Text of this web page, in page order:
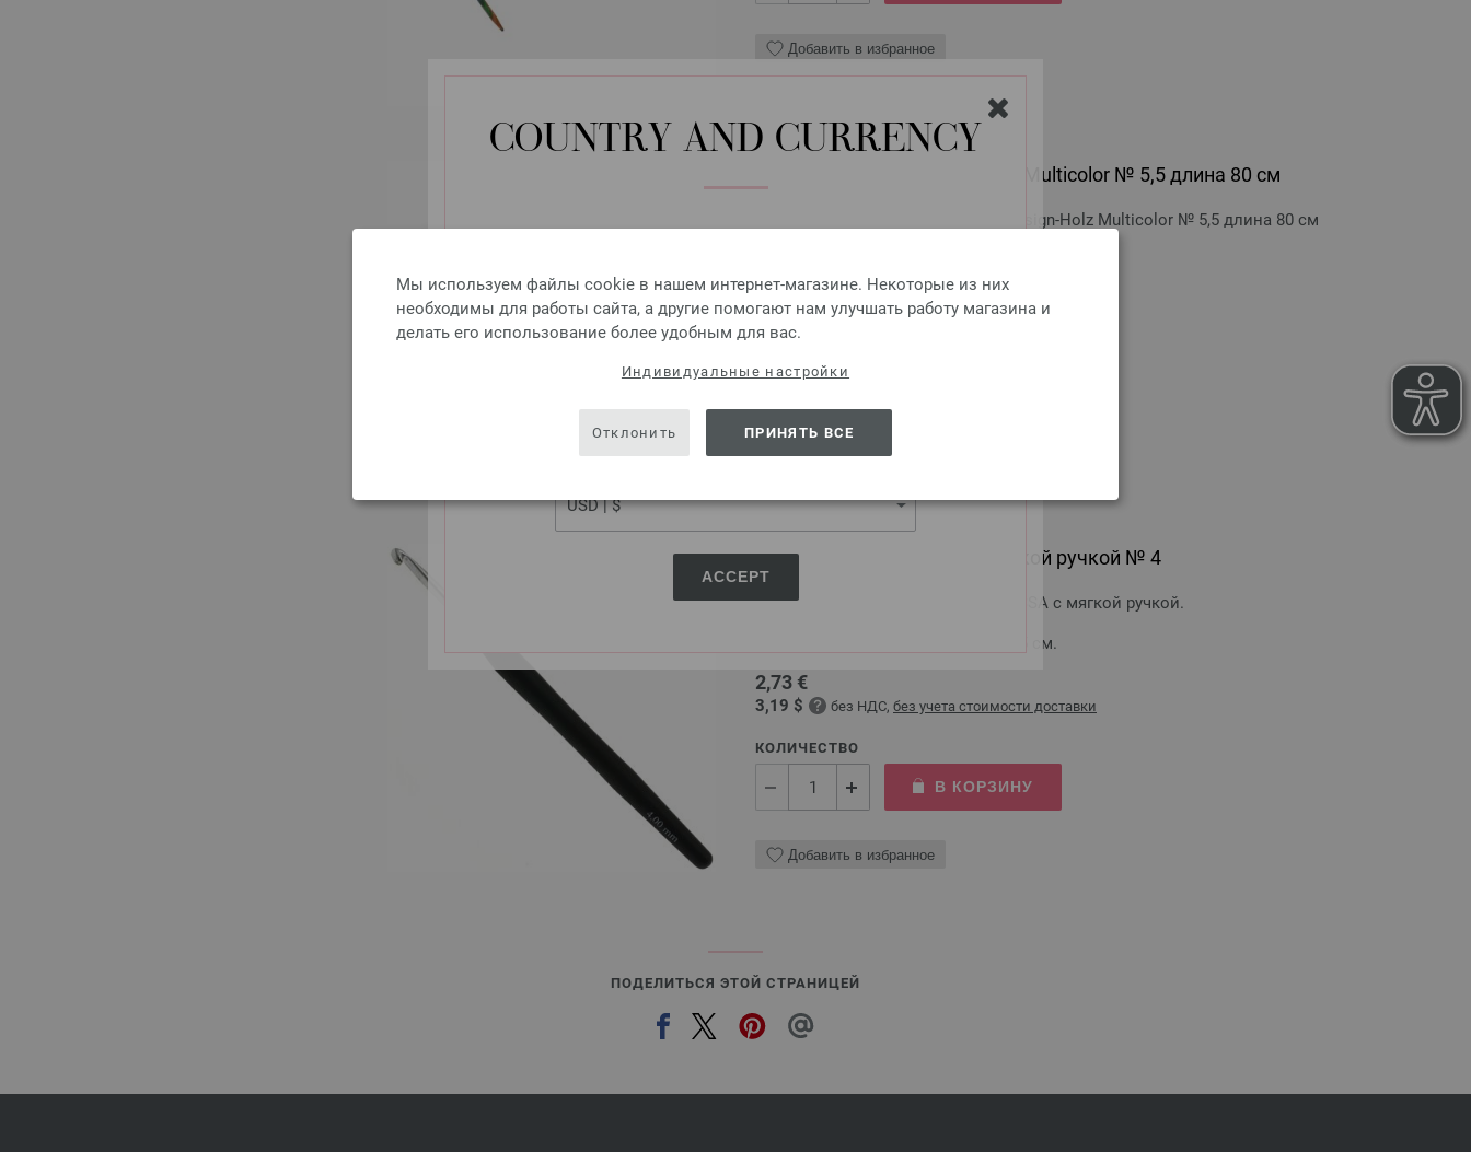
COUNTRY AND CURRENCY
LANGUAGE
SHIPPING TO
USA - The United States of America
ACCEPT
Мы используем файлы cookie в нашем интернет-магазине. Некоторые из них
необходимы для работы сайта, а другие помогают нам улучшать работу магазина и
делать его использование более удобным для вас.
Индивидуальные настройки
Отклонить ПРИНЯТЬ ВСЕ
Добавить в избранное
Круговые спицы Design-Holz Multicolor № 5,5 длина 80 см
Круговые спицы LANA GROSSA Design-Holz Multicolor № 5,5 длина 80 см
9,76 $ без НДС,без учета стоимости доставки
Добавить в избранное
Крючок алюминиевый с мягкой ручкой № 4
Алюминиевый крючок LANA GROSSA с мягкой ручкой.
Размер крючка — 4 мм, длина — 15 см.
2,73 €
3,19 $ без НДС, без учета стоимости доставки
КОЛИЧЕСТВО
В КОРЗИНУ
Добавить в избранное
ПОДЕЛИТЬСЯ ЭТОЙ СТРАНИЦЕЙ